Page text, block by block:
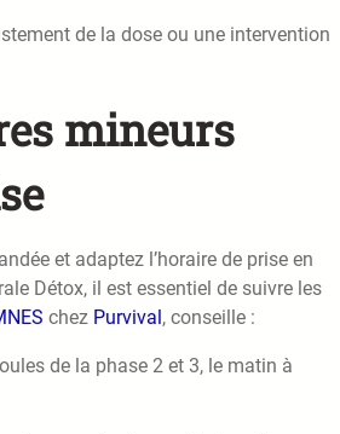
de la dose ou une intervention
mineurs
et adaptez l’horaire de prise en
Détox, il est essentiel de suivre les
chez Purvival, conseille :
de la phase 2 et 3, le matin à